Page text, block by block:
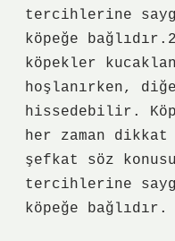
tercihlerine
köpeğe
köpekler
hoşlanırken,
hissedebilir.
her zaman
şefkat söz
tercihlerine
köpeğe bağlıdır.